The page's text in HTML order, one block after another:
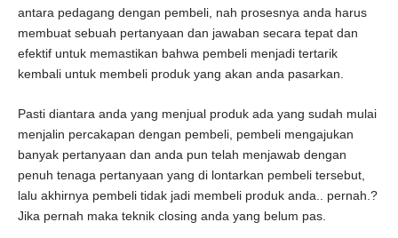
antara pedagang dengan pembeli, nah prosesnya anda harus
membuat sebuah pertanyaan dan jawaban secara tepat dan
efektif untuk memastikan bahwa pembeli menjadi tertarik
kembali untuk membeli produk yang akan anda pasarkan.
Pasti diantara anda yang menjual produk ada yang sudah mulai
menjalin percakapan dengan pembeli, pembeli mengajukan
banyak pertanyaan dan anda pun telah menjawab dengan
penuh tenaga pertanyaan yang di lontarkan pembeli tersebut,
lalu akhirnya pembeli tidak jadi membeli produk anda.. pernah.?
Jika pernah maka teknik closing anda yang belum pas.